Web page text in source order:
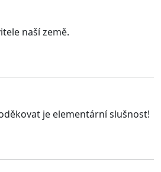
naší země.
je elementární slušnost!